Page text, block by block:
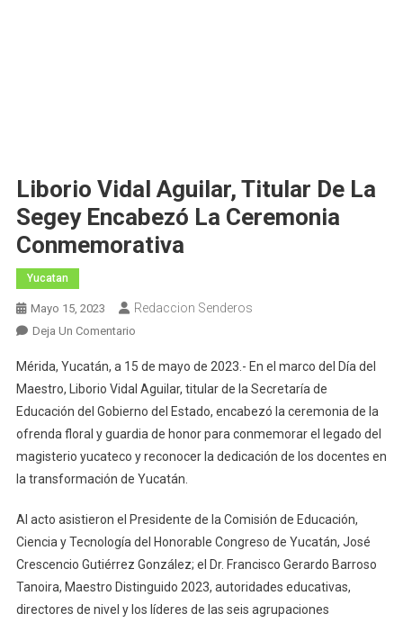
Liborio Vidal Aguilar, Titular De La
Segey Encabezó La Ceremonia
Conmemorativa
Yucatan
Mayo 15, 2023 Redaccion Senderos
Deja Un ComentarioEn
Vidal
Aguilar,
Titular
De
La
Segey
La
Ceremonia
Conmemorativa
Mérida, Yucatán, a 15 de mayo de 2023.- En el marco del Día del
Maestro, Liborio Vidal Aguilar, titular de la Secretaría de
Educación del Gobierno del Estado, encabezó la ceremonia de la
ofrenda floral y guardia de honor para conmemorar el legado del
magisterio yucateco y reconocer la dedicación de los docentes en
la transformación de Yucatán.
Al acto asistieron el Presidente de la Comisión de Educación,
Ciencia y Tecnología del Honorable Congreso de Yucatán, José
Crescencio Gutiérrez González; el Dr. Francisco Gerardo Barroso
Tanoira, Maestro Distinguido 2023, autoridades educativas,
directores de nivel y los líderes de las seis agrupaciones